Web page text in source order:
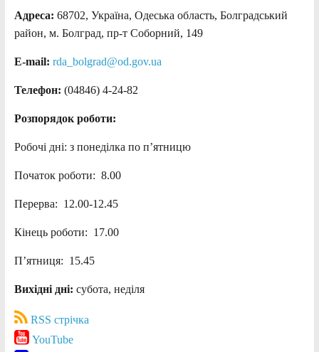
Адреса: 68702, Україна, Одеська область, Болградський
район, м. Болград, пр-т Соборний, 149
E-mail: rda_bolgrad@od.gov.ua
Телефон: (04846) 4-24-82
Розпорядок роботи:
Робочі дні: з понеділка по п’ятницю
Початок роботи: 8.00
Перерва: 12.00-12.45
Кінець роботи: 17.00
П’ятниця: 15.45
Вихідні дні: субота, неділя
RSS стрічка
YouTube